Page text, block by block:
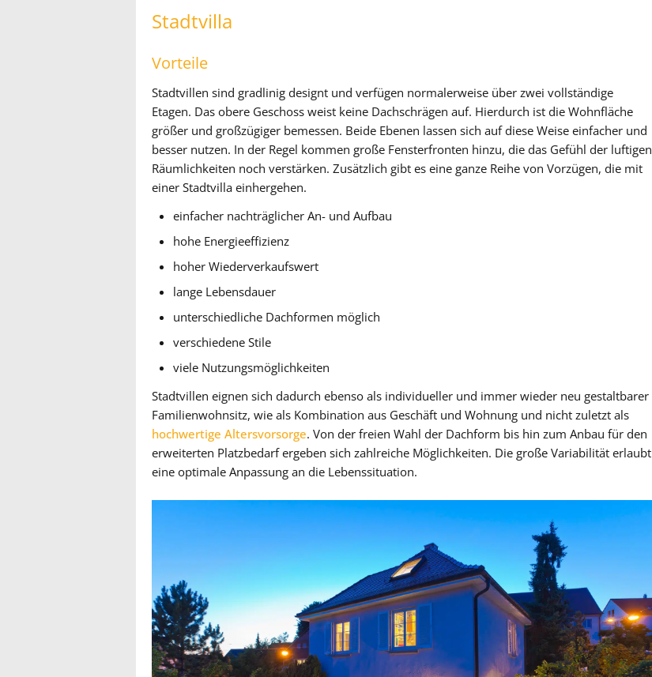
Stadtvilla
Vorteile
Stadtvillen sind gradlinig designt und verfügen normalerweise über zwei vollständige
Etagen. Das obere Geschoss weist keine Dachschrägen auf. Hierdurch ist die Wohnfläche
größer und großzügiger bemessen. Beide Ebenen lassen sich auf diese Weise einfacher und
besser nutzen. In der Regel kommen große Fensterfronten hinzu, die das Gefühl der luftigen
Räumlichkeiten noch verstärken. Zusätzlich gibt es eine ganze Reihe von Vorzügen, die mit
einer Stadtvilla einhergehen.
einfacher nachträglicher An- und Aufbau
hohe Energieeffizienz
hoher Wiederverkaufswert
lange Lebensdauer
unterschiedliche Dachformen möglich
verschiedene Stile
viele Nutzungsmöglichkeiten
Stadtvillen eignen sich dadurch ebenso als individueller und immer wieder neu gestaltbarer
Familienwohnsitz, wie als Kombination aus Geschäft und Wohnung und nicht zuletzt als
hochwertige Altersvorsorge. Von der freien Wahl der Dachform bis hin zum Anbau für den
erweiterten Platzbedarf ergeben sich zahlreiche Möglichkeiten. Die große Variabilität erlaubt
eine optimale Anpassung an die Lebenssituation.